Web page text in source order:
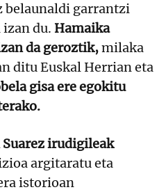
belaunaldi garrantzi
du. Hamaika
da geroztik,milaka
ditu Euskal Herrian eta
gisa ere egokitu
Suarez irudigileak
argitaratu eta
istorioan